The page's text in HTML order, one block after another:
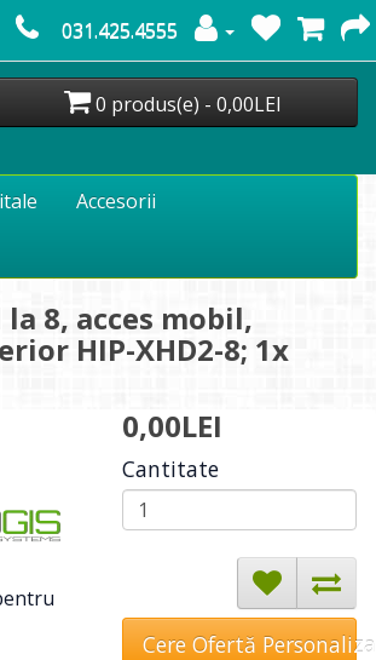
031.425.4555
0 produs(e) - 0,00LEI
Accesorii
8, acces mobil,
HIP-XHD2-8; 1x
0,00LEI
Cantitate
Cere Ofertă